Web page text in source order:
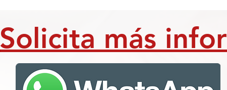
Solicita más